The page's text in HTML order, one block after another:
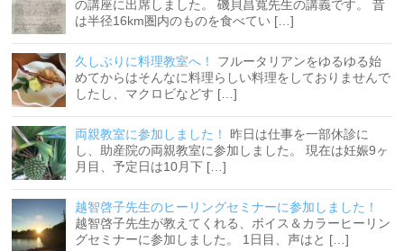
の講座に出席しました。 磯貝昌寬先生の講義です。 昔
は半径16km圏内のものを食べてい […]
久しぶりに料理教室へ！
フルータリアンをゆるゆる始
めてからはそんなに料理らしい料理をしておりませんで
したし、マクロビなどす […]
両親教室に参加しました！
昨日は仕事を一部休診に
し、助産院の両親教室に参加しました。 現在は妊娠9ヶ
月目、予定日は10月下 […]
越智啓子先生のヒーリングセミナーに参加しました！
越智啓子先生が教えてくれる、ボイス＆カラーヒーリン
グセミナーに参加しました。 1日目、声はと […]